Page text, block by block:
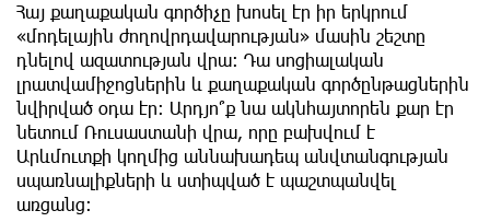
Հայ քաղաքական գործիչը խոսել էր իր երկրում
«մոդելային ժողովրդավարության» մասին շեշտը
դնելով ազատության վրա։ Դա սոցիալական
լրատվամիջոցներին և քաղաքական գործընթացներին
նվիրված օդա էր։ Արդյո՞ք նա ակնհայտորեն քար էր
նետում Ռուսաստանի վրա, որը բախվում է
Արևմուտքի կողմից աննախադեպ անվտանգության
սպառնալիքների և ստիպված է պաշտպանվել
առցանց։